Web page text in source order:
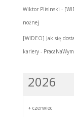
Wiktor Plisinski -
nożnej
[WIDEO] Jak się
kariery -
2026
+ czerwiec